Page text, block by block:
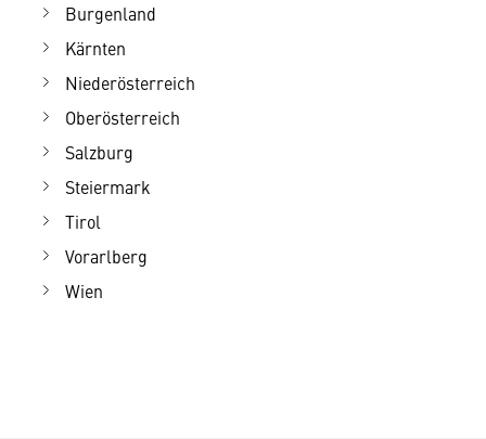
Burgenland
Kärnten
Niederösterreich
Oberösterreich
Salzburg
Steiermark
Tirol
Vorarlberg
Wien